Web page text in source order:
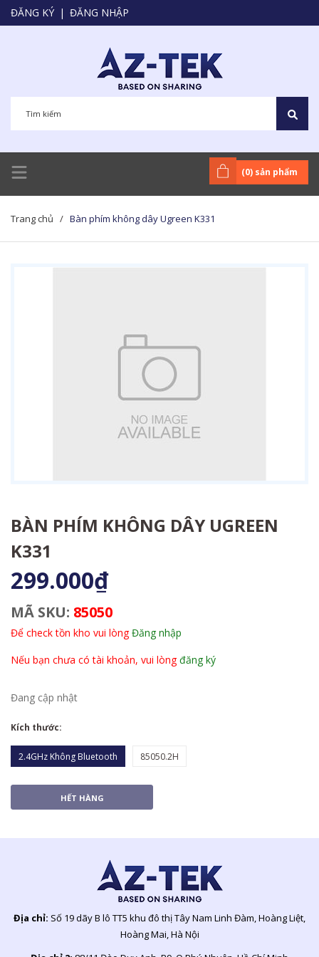
ĐĂNG KÝ | ĐĂNG NHẬP
(0) sản phẩm
Trang chủ / Bàn phím không dây Ugreen K331
BÀN PHÍM KHÔNG DÂY UGREEN
K331
299.000₫
MÃ SKU: 85050
Để check tồn kho vui lòngĐăng nhập
Nếu bạn chưa có tài khoản, vui lòngđăng ký
Đang cập nhật
Kích thước:
2.4GHz Không Bluetooth 85050.2H
HẾT HÀNG
Địa chỉ: Số 19 dãy B lô TT5 khu đô thị Tây Nam Linh Đàm, Hoàng Liệt,
Hoàng Mai, Hà Nội